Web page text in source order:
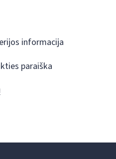
informacija
paraiška